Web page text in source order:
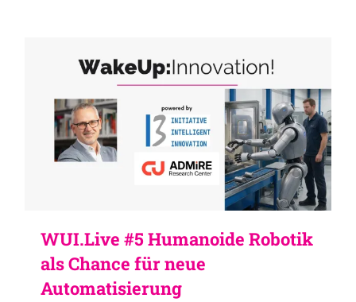
WUI.Live #5 Humanoide Robotik
als Chance für neue
Automatisierung